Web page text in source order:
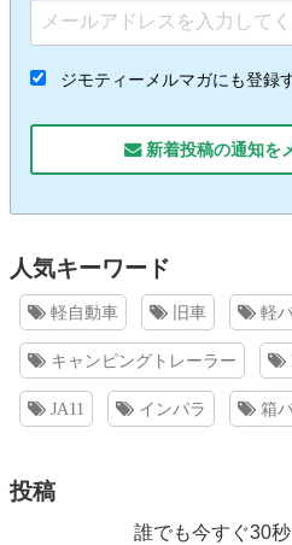
ジモティーメルマガにも登録
新着投稿の通知を
人気キーワード
軽自動車 旧車 軽
キャンピングトレーラー
JA11 インパラ 箱
投稿
誰でも今すぐ30